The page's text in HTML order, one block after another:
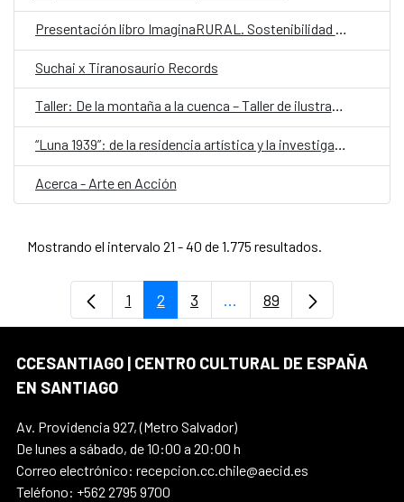
Presentación libro ImaginaRURAL. Sostenibilidad Biocultural de los Territorios Rurales
Suchai x Tiranosaurio Records
Taller: De la montaña a la cuenca – Taller de ilustración con pigmentos minerales
“Luna 1939”: de la residencia artística y la investigación sobre la revista LUNA a los escenarios
Acerca - Arte en Acción
Mostrando el intervalo 21 - 40 de 1.775 resultados.
Página
1 Página
2 Página
3 ...Páginas intermedias
Página
89
CCESANTIAGO | CENTRO CULTURAL DE ESPAÑA
EN SANTIAGO
Av. Providencia 927, (Metro Salvador)
De lunes a sábado, de 10:00 a 20:00 h
Correo electrónico: recepcion.cc.chile@aecid.es
Teléfono: +562 2795 9700